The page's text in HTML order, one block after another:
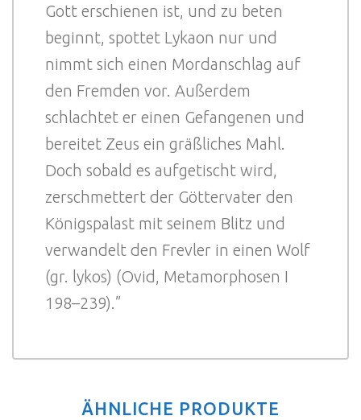
Gott erschienen ist, und zu beten
beginnt, spottet Lykaon nur und
nimmt sich einen Mordanschlag auf
den Fremden vor. Außerdem
schlachtet er einen Gefangenen und
bereitet Zeus ein gräßliches Mahl.
Doch sobald es aufgetischt wird,
zerschmettert der Göttervater den
Königspalast mit seinem Blitz und
verwandelt den Frevler in einen Wolf
(gr. lykos) (Ovid, Metamorphosen I
198–239).”
ÄHNLICHE PRODUKTE